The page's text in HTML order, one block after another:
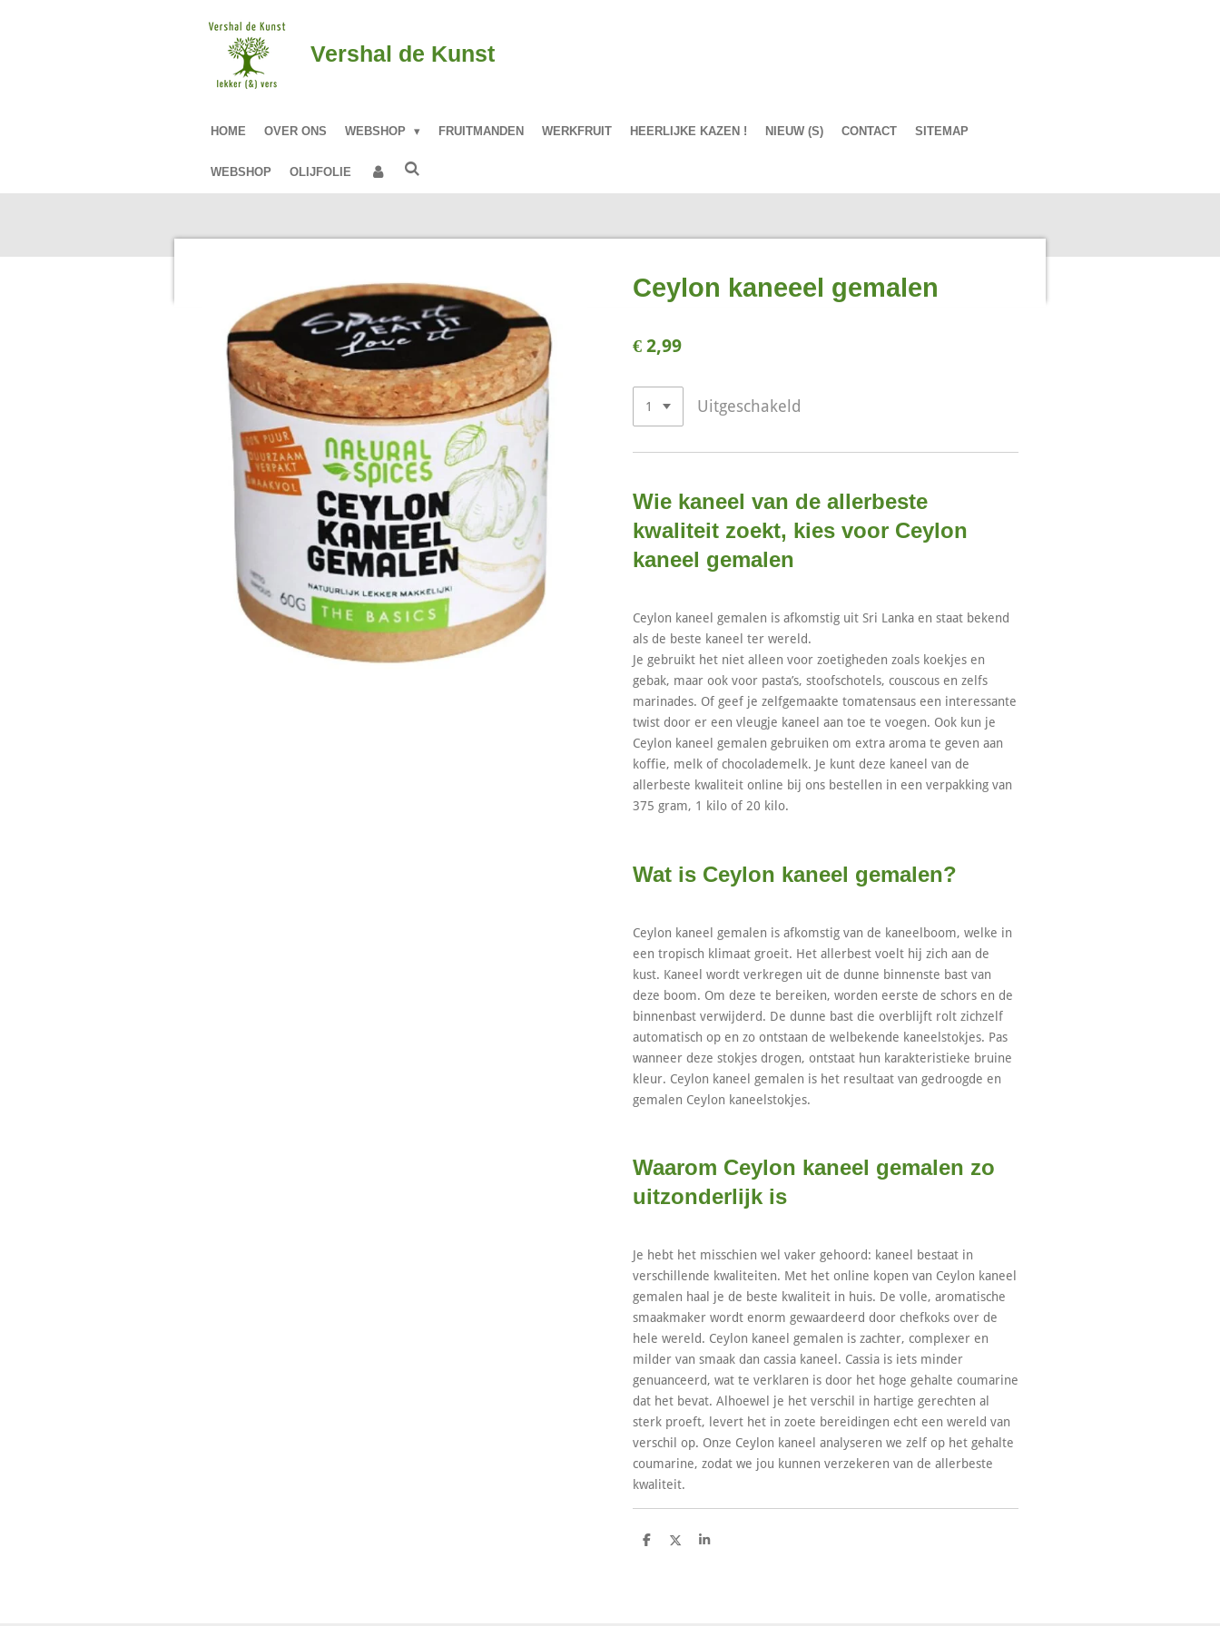
Vershal de Kunst
HOME OVER ONS WEBSHOP FRUITMANDEN WERKFRUIT HEERLIJKE KAZEN ! NIEUW (S) CONTACT SITEMAP
WEBSHOP OLIJFOLIE
Ceylon kaneeel gemalen
€ 2,99
Uitgeschakeld
Wie kaneel van de allerbeste
kwaliteit zoekt, kies voor Ceylon
kaneel gemalen
Ceylon kaneel gemalen is afkomstig uit Sri Lanka en staat bekend
als de beste kaneel ter wereld.
Je gebruikt het niet alleen voor zoetigheden zoals koekjes en
gebak, maar ook voor pasta’s, stoofschotels, couscous en zelfs
marinades. Of geef je zelfgemaakte tomatensaus een interessante
twist door er een vleugje kaneel aan toe te voegen. Ook kun je
Ceylon kaneel gemalen gebruiken om extra aroma te geven aan
koffie, melk of chocolademelk. Je kunt deze kaneel van de
allerbeste kwaliteit online bij ons bestellen in een verpakking van
375 gram, 1 kilo of 20 kilo.
Wat is Ceylon kaneel gemalen?
Ceylon kaneel gemalen is afkomstig van de kaneelboom, welke in
een tropisch klimaat groeit. Het allerbest voelt hij zich aan de
kust. Kaneel wordt verkregen uit de dunne binnenste bast van
deze boom. Om deze te bereiken, worden eerste de schors en de
binnenbast verwijderd. De dunne bast die overblijft rolt zichzelf
automatisch op en zo ontstaan de welbekende kaneelstokjes. Pas
wanneer deze stokjes drogen, ontstaat hun karakteristieke bruine
kleur. Ceylon kaneel gemalen is het resultaat van gedroogde en
gemalen Ceylon kaneelstokjes.
Waarom Ceylon kaneel gemalen zo
uitzonderlijk is
Je hebt het misschien wel vaker gehoord: kaneel bestaat in
verschillende kwaliteiten. Met het online kopen van Ceylon kaneel
gemalen haal je de beste kwaliteit in huis. De volle, aromatische
smaakmaker wordt enorm gewaardeerd door chefkoks over de
hele wereld. Ceylon kaneel gemalen is zachter, complexer en
milder van smaak dan cassia kaneel. Cassia is iets minder
genuanceerd, wat te verklaren is door het hoge gehalte coumarine
dat het bevat. Alhoewel je het verschil in hartige gerechten al
sterk proeft, levert het in zoete bereidingen echt een wereld van
verschil op. Onze Ceylon kaneel analyseren we zelf op het gehalte
coumarine, zodat we jou kunnen verzekeren van de allerbeste
kwaliteit.
D
D
S